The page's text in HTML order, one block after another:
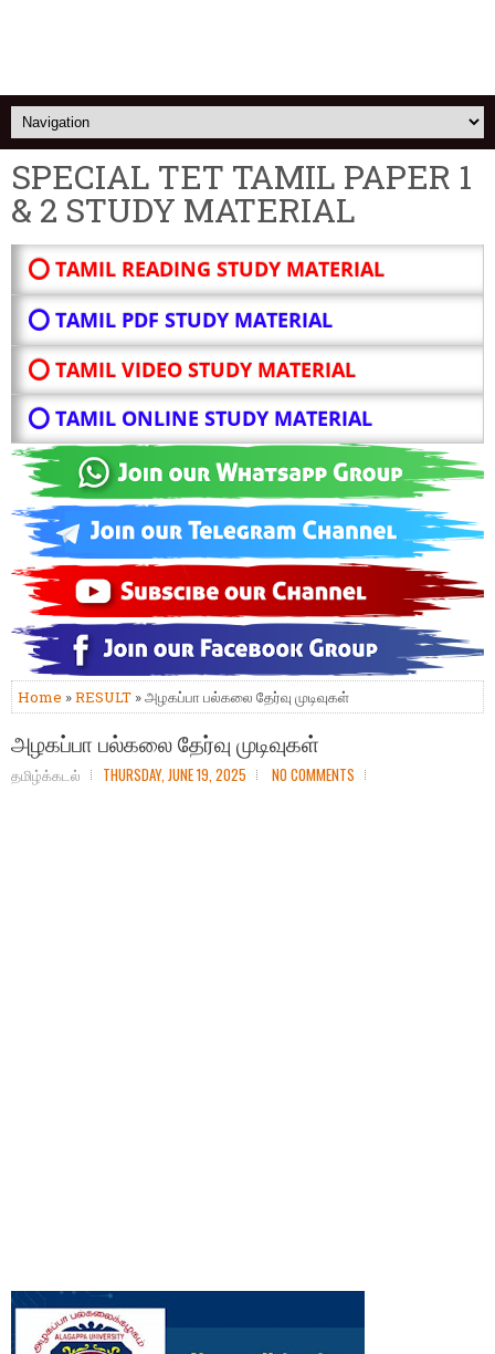
SPECIAL TET TAMIL PAPER 1
& 2 STUDY MATERIAL
⭕ TAMIL READING STUDY MATERIAL
⭕ TAMIL PDF STUDY MATERIAL
⭕ TAMIL VIDEO STUDY MATERIAL
⭕ TAMIL ONLINE STUDY MATERIAL
Home »RESULT » அழகப்பா பல்கலை தேர்வு முடிவுகள்
அழகப்பா பல்கலை தேர்வு முடிவுகள்
தமிழ்க்கடல் THURSDAY, JUNE 19, 2025 NO COMMENTS